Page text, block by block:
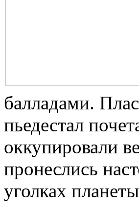
балладами.
пьедестал
оккупировали
пронеслись
уголках